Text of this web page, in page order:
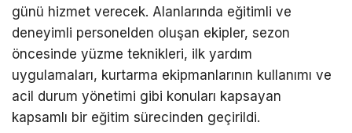
günü hizmet verecek. Alanlarında eğitimli ve
deneyimli personelden oluşan ekipler, sezon
öncesinde yüzme teknikleri, ilk yardım
uygulamaları, kurtarma ekipmanlarının kullanımı ve
acil durum yönetimi gibi konuları kapsayan
kapsamlı bir eğitim sürecinden geçirildi.